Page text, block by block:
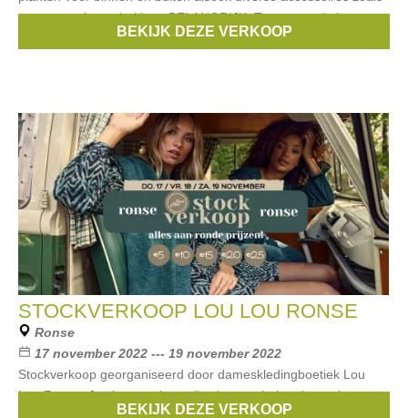
potten en plantenbakken. BELANGRIJK: Toegang enkel met een
BEKIJK DEZE VERKOOP
STOCKVERKOOP LOU LOU RONSE
Ronse
17 november 2022 --- 19 november 2022
Stockverkoop georganiseerd door dameskledingboetiek Lou
Lou Ronse. Je shopt vorige collecties van bekende merken aan
BEKIJK DEZE VERKOOP